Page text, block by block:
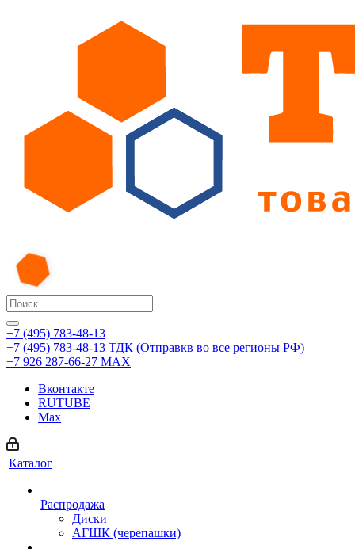
+7 (495) 783-48-13
+7 (495) 783-48-13 ТДК (Отправкв во все регионы РФ)
+7 926 287-66-27 МАХ
Вконтакте
RUTUBE
Max
Каталог
Распродажа
Диски
АГШК (черепашки)